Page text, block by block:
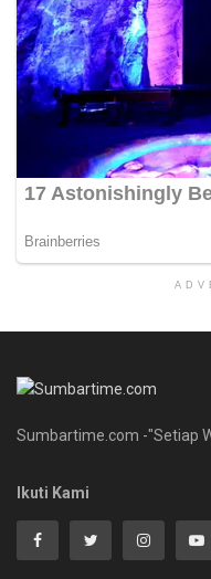
Sumbartime.com -"Setiap
Ikuti Kami